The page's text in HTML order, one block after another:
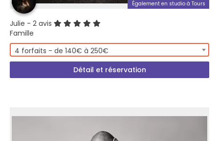
Également en studio à Tours
Julie - 2 avis
Famille
4 forfaits - de 140€ à 250€
Détail et réservation